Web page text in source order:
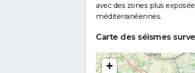
avec des zones plus
méditerranéennes.
Carte des séismes
+